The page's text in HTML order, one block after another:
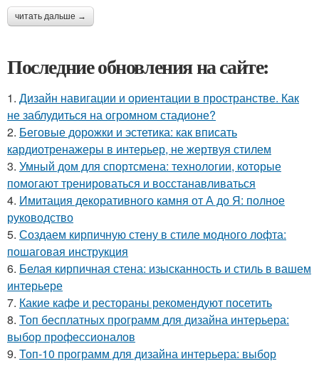
читать дальше →
Последние обновления на сайте:
1. Дизайн навигации и ориентации в пространстве. Как
не заблудиться на огромном стадионе?
2. Беговые дорожки и эстетика: как вписать
кардиотренажеры в интерьер, не жертвуя стилем
3. Умный дом для спортсмена: технологии, которые
помогают тренироваться и восстанавливаться
4. Имитация декоративного камня от А до Я: полное
руководство
5. Создаем кирпичную стену в стиле модного лофта:
пошаговая инструкция
6. Белая кирпичная стена: изысканность и стиль в вашем
интерьере
7. Какие кафе и рестораны рекомендуют посетить
8. Топ бесплатных программ для дизайна интерьера:
выбор профессионалов
9. Топ-10 программ для дизайна интерьера: выбор